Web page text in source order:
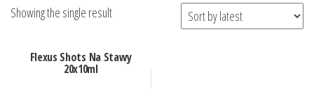
Showing the single result
Flexus Shots Na Stawy
20x10ml